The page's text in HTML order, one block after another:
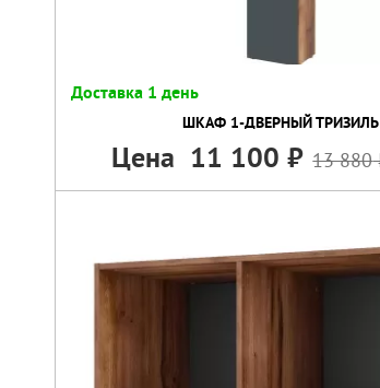
Доставка 1 день
ШКАФ 1-ДВЕРНЫЙ ТРИЗИЛЬ
Цена 11 100 13 880